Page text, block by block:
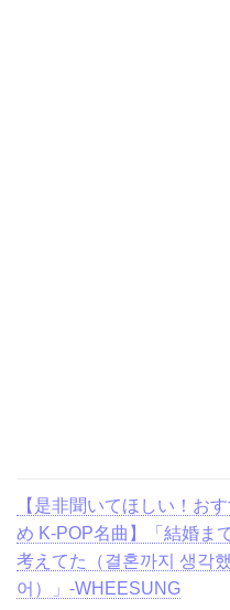
【是非聞いてほしい！お
め K-POP名曲】「結婚ま
考えてた（결혼까지 생각했
어）」-WHEESUNG